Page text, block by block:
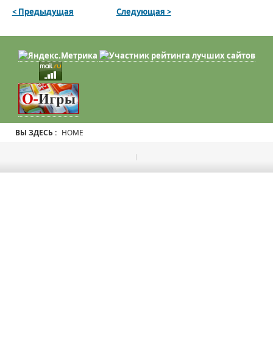
< Предыдущая Следующая >
ВЫ ЗДЕСЬ : HOME